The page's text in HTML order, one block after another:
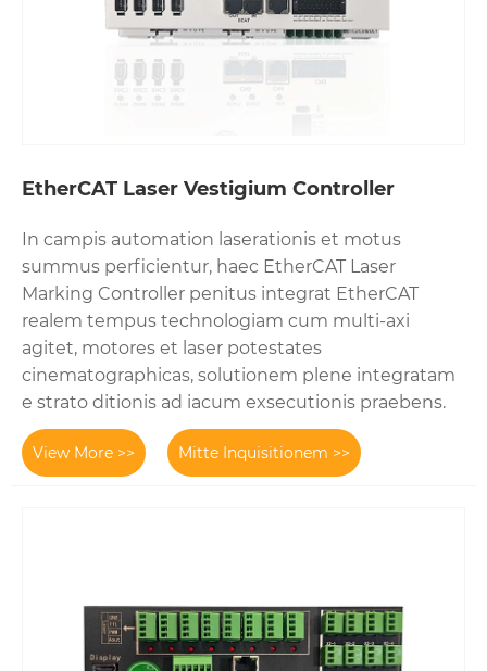
EtherCAT Laser Vestigium Controller
In campis automation laserationis et motus
summus perficientur, haec EtherCAT Laser
Marking Controller penitus integrat EtherCAT
realem tempus technologiam cum multi-axi
agitet, motores et laser potestates
cinematographicas, solutionem plene integratam
e strato ditionis ad iacum exsecutionis praebens.
View More >> Mitte Inquisitionem >>